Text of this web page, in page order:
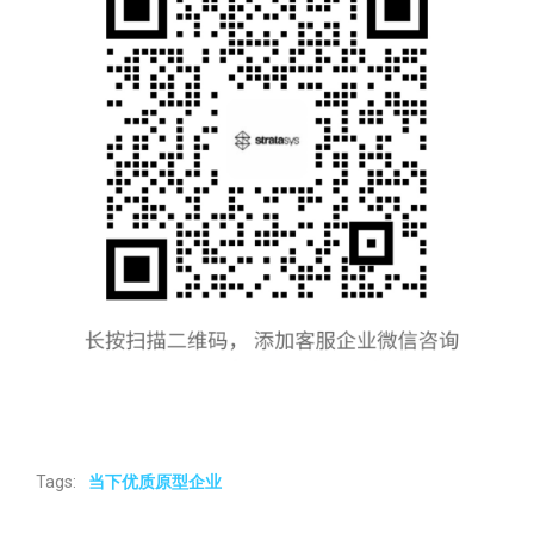
Tags: 当下优质原型企业